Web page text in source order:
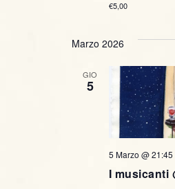
€5,00
Marzo 2026
GIO
5
I musicanti
5 Marzo @ 21:45